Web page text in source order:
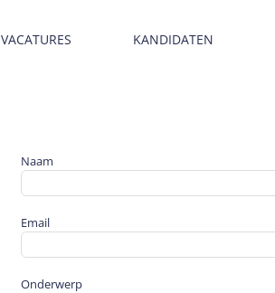
VACATURES KANDIDATEN
Naam
Email
Onderwerp